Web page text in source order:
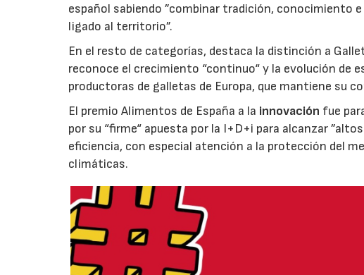
español sabiendo ”combinar tradición, conocimiento
ligado al territorio”.
En el resto de categorías, destaca la distinción a
reconoce el crecimiento “continuo“ y la evolución de
productoras de galletas de Europa, que mantiene su
El premio Alimentos de España a la innovación fue
por su “firme“ apuesta por la I+D+i para alcanzar
eficiencia, con especial atención a la protección del
climáticas.